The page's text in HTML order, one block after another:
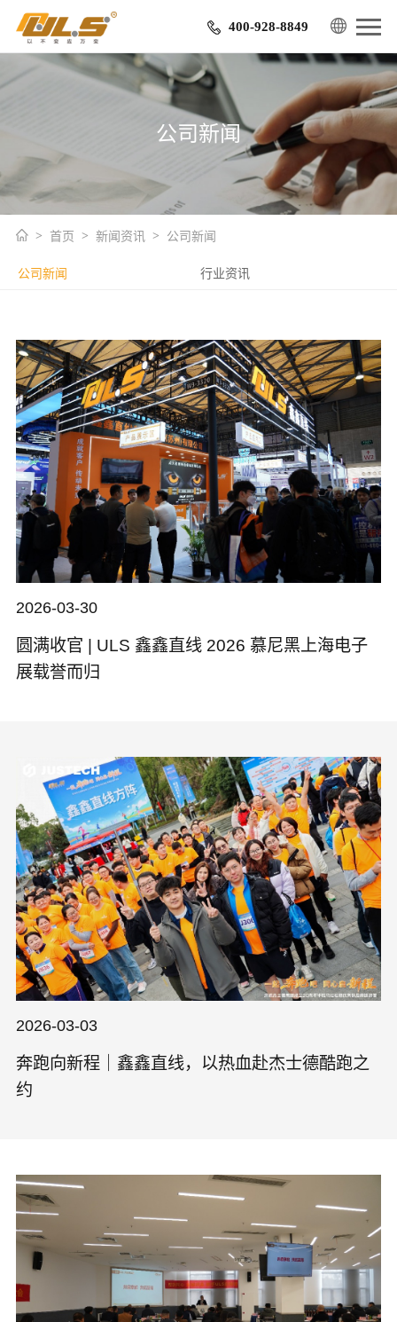
400-928-8849
公司新闻
首页 新闻资讯 公司新闻
公司新闻 行业资讯
2026-03-30
圆满收官 | ULS 鑫鑫直线 2026 慕尼黑上海电子
展载誉而归
2026-03-03
奔跑向新程｜鑫鑫直线，以热血赴杰士德酷跑之
约